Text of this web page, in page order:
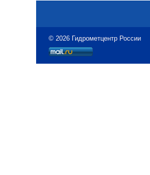
© 2026 Гидрометцентр России